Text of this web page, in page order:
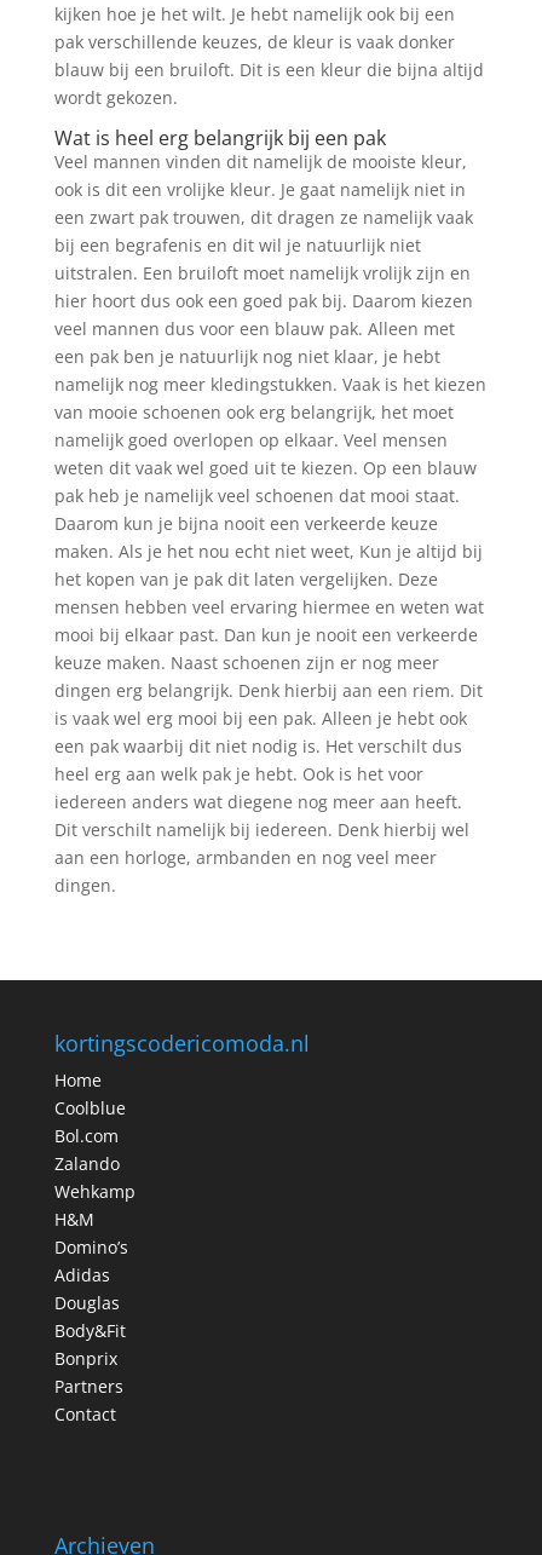
kijken hoe je het wilt. Je hebt namelijk ook bij een
pak verschillende keuzes, de kleur is vaak donker
blauw bij een bruiloft. Dit is een kleur die bijna altijd
wordt gekozen.
Wat is heel erg belangrijk bij een pak
Veel mannen vinden dit namelijk de mooiste kleur,
ook is dit een vrolijke kleur. Je gaat namelijk niet in
een zwart pak trouwen, dit dragen ze namelijk vaak
bij een begrafenis en dit wil je natuurlijk niet
uitstralen. Een bruiloft moet namelijk vrolijk zijn en
hier hoort dus ook een goed pak bij. Daarom kiezen
veel mannen dus voor een blauw pak. Alleen met
een pak ben je natuurlijk nog niet klaar, je hebt
namelijk nog meer kledingstukken. Vaak is het kiezen
van mooie schoenen ook erg belangrijk, het moet
namelijk goed overlopen op elkaar. Veel mensen
weten dit vaak wel goed uit te kiezen. Op een blauw
pak heb je namelijk veel schoenen dat mooi staat.
Daarom kun je bijna nooit een verkeerde keuze
maken. Als je het nou echt niet weet, Kun je altijd bij
het kopen van je pak dit laten vergelijken. Deze
mensen hebben veel ervaring hiermee en weten wat
mooi bij elkaar past. Dan kun je nooit een verkeerde
keuze maken. Naast schoenen zijn er nog meer
dingen erg belangrijk. Denk hierbij aan een riem. Dit
is vaak wel erg mooi bij een pak. Alleen je hebt ook
een pak waarbij dit niet nodig is. Het verschilt dus
heel erg aan welk pak je hebt. Ook is het voor
iedereen anders wat diegene nog meer aan heeft.
Dit verschilt namelijk bij iedereen. Denk hierbij wel
aan een horloge, armbanden en nog veel meer
dingen.
kortingscodericomoda.nl
Home
Coolblue
Bol.com
Zalando
Wehkamp
H&M
Domino’s
Adidas
Douglas
Body&Fit
Bonprix
Partners
Contact
Archieven